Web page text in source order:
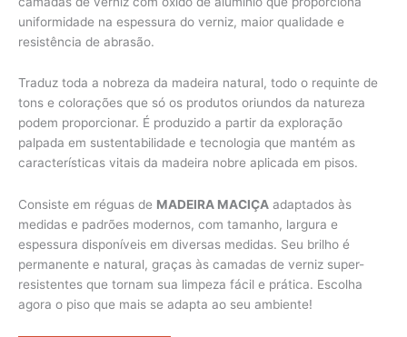
uniformidade na espessura do verniz, maior qualidade e
resistência de abrasão.
Traduz toda a nobreza da madeira natural, todo o requinte de
tons e colorações que só os produtos oriundos da natureza
podem proporcionar. É produzido a partir da exploração
palpada em sustentabilidade e tecnologia que mantém as
características vitais da madeira nobre aplicada em pisos.
Consiste em réguas de MADEIRA MACIÇA adaptados às
medidas e padrões modernos, com tamanho, largura e
espessura disponíveis em diversas medidas. Seu brilho é
permanente e natural, graças às camadas de verniz super-
resistentes que tornam sua limpeza fácil e prática. Escolha
agora o piso que mais se adapta ao seu ambiente!